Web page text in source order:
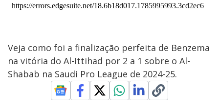
Veja como foi a finalização perfeita de Benzema
na vitória do Al-Ittihad por 2 a 1 sobre o Al-
Shabab na Saudi Pro League de 2024-25.